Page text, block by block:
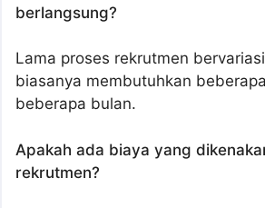
berlangsung?
Lama proses rekrutmen
biasanya membutuhkan
beberapa bulan.
Apakah ada biaya yang
rekrutmen?